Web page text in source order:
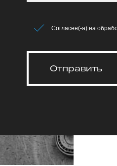
Согласен(-а) на
Отправить